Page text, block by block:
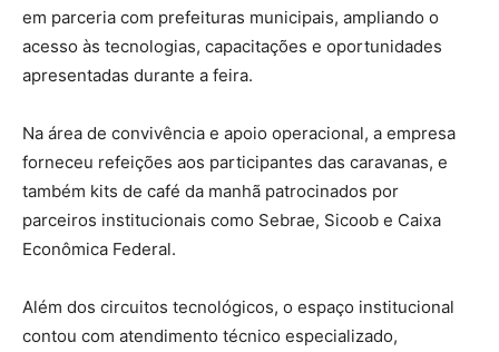
em parceria com prefeituras municipais, ampliando o
acesso às tecnologias, capacitações e oportunidades
apresentadas durante a feira.
Na área de convivência e apoio operacional, a empresa
forneceu refeições aos participantes das caravanas, e
também kits de café da manhã patrocinados por
parceiros institucionais como Sebrae, Sicoob e Caixa
Econômica Federal.
Além dos circuitos tecnológicos, o espaço institucional
contou com atendimento técnico especializado,